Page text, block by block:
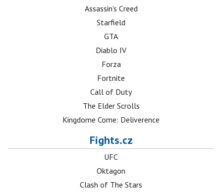
Assassin's Creed
Starfield
GTA
Diablo IV
Forza
Fortnite
Call of Duty
The Elder Scrolls
Kingdome Come: Deliverence
Fights.cz
UFC
Oktagon
Clash of The Stars